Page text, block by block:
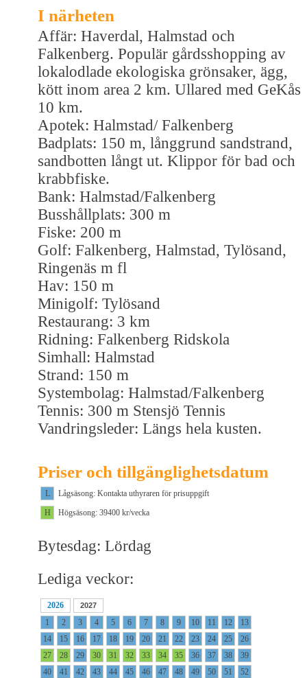
I närheten
Affär: Haverdal, Halmstad och
Falkenberg. Populär gårdsshopping av
lokalodlade ekologiska grönsaker, ägg,
kött inom area 2 km. Ullared med GeKås
10 km.
Apotek: Halmstad/ Falkenberg
Badplats: 150 m, långgrund sandstrand,
sandbotten långt ut. Klippor för bad och
krabbfiske.
Bank: Halmstad/Falkenberg
Busshållplats: 300 m
Fiske: 200 m
Golf: Falkenberg, Halmstad, Tylösand,
Ringenäs m fl
Hav: 150 m
Minigolf: Tylösand
Restaurang: 3 km
Ridning: Falkenberg Ridskola
Simhall: Halmstad
Strand: 150 m
Systembolag: Halmstad/Falkenberg
Tennis: 300 m Stensjö Tennis
Vandringsleder: Längs hela kusten.
Priser och tillgänglighetsdatum
L
Lågsäsong: Kontakta uthyraren för prisuppgift
H
Högsäsong: 39400 kr/vecka
Bytesdag: Lördag
Lediga veckor:
2026 2027
1 2 3 4 5 6 7 8 9 10 11 12
13
14
15 16 17 18 19 20 21 22 23 24 25
26
27
28 29 30 31 32 33 34 35 36 37 38
39
40
41 42 43 44 45 46 47 48 49 50 51 52